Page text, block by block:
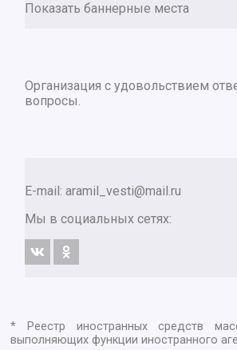
Показать баннерные места
Организация с удовольствием
вопросы.
E-mail: aramil_vesti@mail.ru
Мы в социальных сетях:
* Реестр иностранных средств
выполняющих функции иностранного